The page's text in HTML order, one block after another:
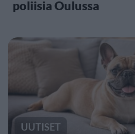
poliisia Oulussa
UUTISET